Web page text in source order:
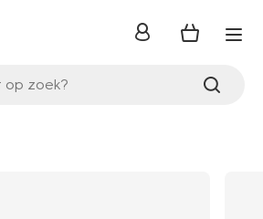
op zoek?
inloggen